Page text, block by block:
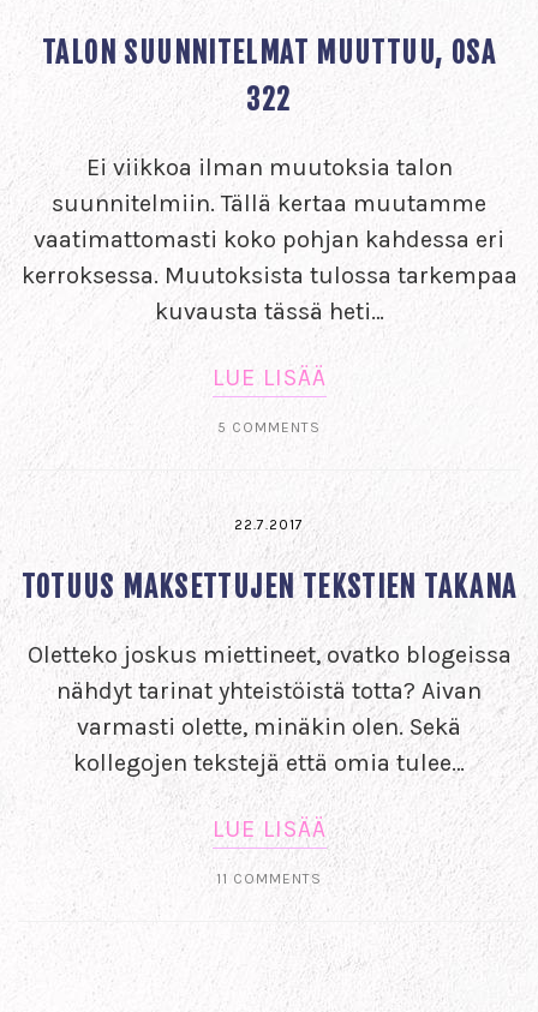
TALON SUUNNITELMAT MUUTTUU, OSA
322
Ei viikkoa ilman muutoksia talon
suunnitelmiin. Tällä kertaa muutamme
vaatimattomasti koko pohjan kahdessa eri
kerroksessa. Muutoksista tulossa tarkempaa
kuvausta tässä heti…
LUE LISÄÄ
5 COMMENTS
22.7.2017
TOTUUS MAKSETTUJEN TEKSTIEN TAKANA
Oletteko joskus miettineet, ovatko blogeissa
nähdyt tarinat yhteistöistä totta? Aivan
varmasti olette, minäkin olen. Sekä
kollegojen tekstejä että omia tulee…
LUE LISÄÄ
11 COMMENTS